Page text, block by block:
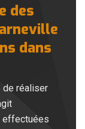
des
dans
de réaliser
effectuées